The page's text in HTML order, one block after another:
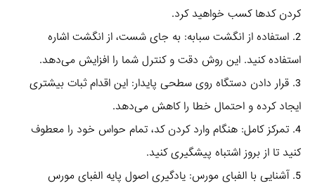
کردن کدها کسب خواهید کرد.
2. استفاده از انگشت سبابه: به جای شست، از انگشت اشاره
استفاده کنید. این روش دقت و کنترل شما را افزایش می‌دهد.
3. قرار دادن دستگاه روی سطحی پایدار: این اقدام ثبات بیشتری
ایجاد کرده و احتمال خطا را کاهش می‌دهد.
4. تمرکز کامل: هنگام وارد کردن کد، تمام حواس خود را معطوف
کنید تا از بروز اشتباه پیشگیری کنید.
5. آشنایی با الفبای مورس: یادگیری اصول پایه الفبای مورس